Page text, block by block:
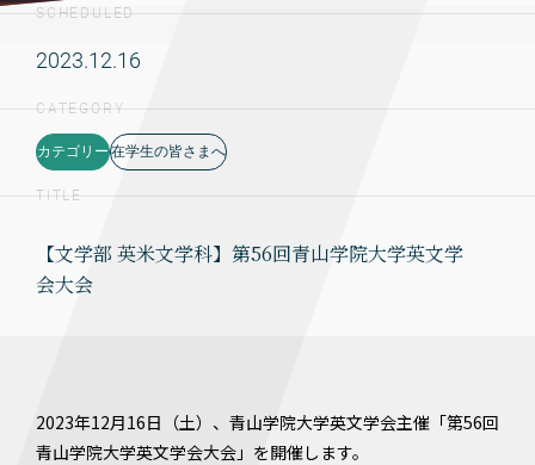
SCHEDULED
2023.12.16
CATEGORY
カテゴリー 在学生の皆さまへ
TITLE
【文学部 英米文学科】第56回青山学院大学英文学
会大会
2023年12月16日（土）、青山学院大学英文学会主催「第56回
青山学院大学英文学会大会」を開催します。